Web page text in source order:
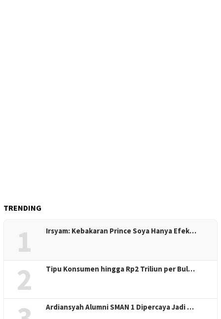
TRENDING
1 Irsyam: Kebakaran Prince Soya Hanya Efek…
2 Tipu Konsumen hingga Rp2 Triliun per Bul…
Ardiansyah Alumni SMAN 1 Dipercaya Jadi …